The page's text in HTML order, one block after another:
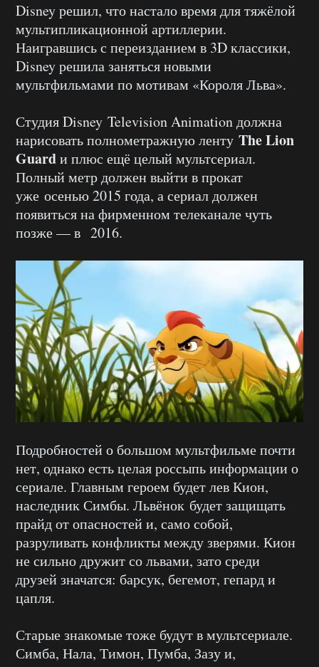
Disney решил, что настало время для тяжёлой
мультипликационной артиллерии.
Наигравшись с переизданием в 3D классики,
Disney решила заняться новыми
мультфильмами по мотивам «Короля Льва».
Студия Disney Television Animation должна
нарисовать полнометражную ленту The Lion
Guardи плюс ещё целый мультсериал.
Полный метр должен выйти в прокат
уже осенью 2015 года, а сериал должен
появиться на фирменном телеканале чуть
позже — в 2016.
Подробностей о большом мультфильме почти
нет, однако есть целая россыпь информации о
сериале. Главным героем будет лев Кион,
наследник Симбы. Львёнок будет защищать
прайд от опасностей и, само собой,
разруливать конфликты между зверями. Кион
не сильно дружит со львами, зато среди
друзей значатся: барсук, бегемот, гепард и
цапля.
Старые знакомые тоже будут в мультсериале.
Симба, Нала, Тимон, Пумба, Зазу и,